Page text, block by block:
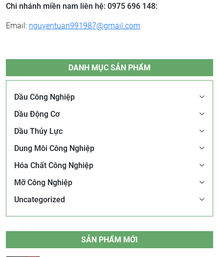
Chi nhánh miền nam liên hệ: 0975 696 148:
Email: nguyentuan991987@gmail.com
DANH MỤC SẢN PHẨM
Dầu Công Nghiệp
Dầu Động Cơ
Dầu Thủy Lực
Dung Môi Công Nghiệp
Hóa Chất Công Nghiệp
Mỡ Công Nghiệp
Uncategorized
SẢN PHẨM MỚI